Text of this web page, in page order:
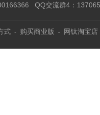
QQ交流群4：
式 - 购买商业版 - 网钛淘宝店